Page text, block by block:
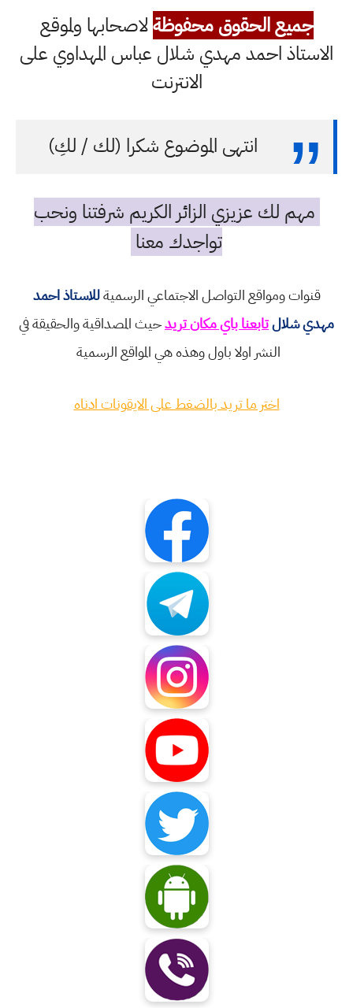
جميع الحقوق محفوظةلاصحابها ولموقع
الاستاذ احمد مهدي شلال عباس المهداوي على
الانترنت
انتهى الموضوع شكرا (لك / لكِ)
مهم لك عزيزي الزائر الكريم شرفتنا ونحب
تواجدك معنا
قنوات ومواقع التواصل الاجتماعي الرسميةللاستاذ احمد
مهدي شلالتابعنا باي مكان تريدحيث المصداقية والحقيقة في
النشر اولا باول وهذه هي المواقع الرسمية
اختر ما تريد بالضغط على الايقونات ادناه